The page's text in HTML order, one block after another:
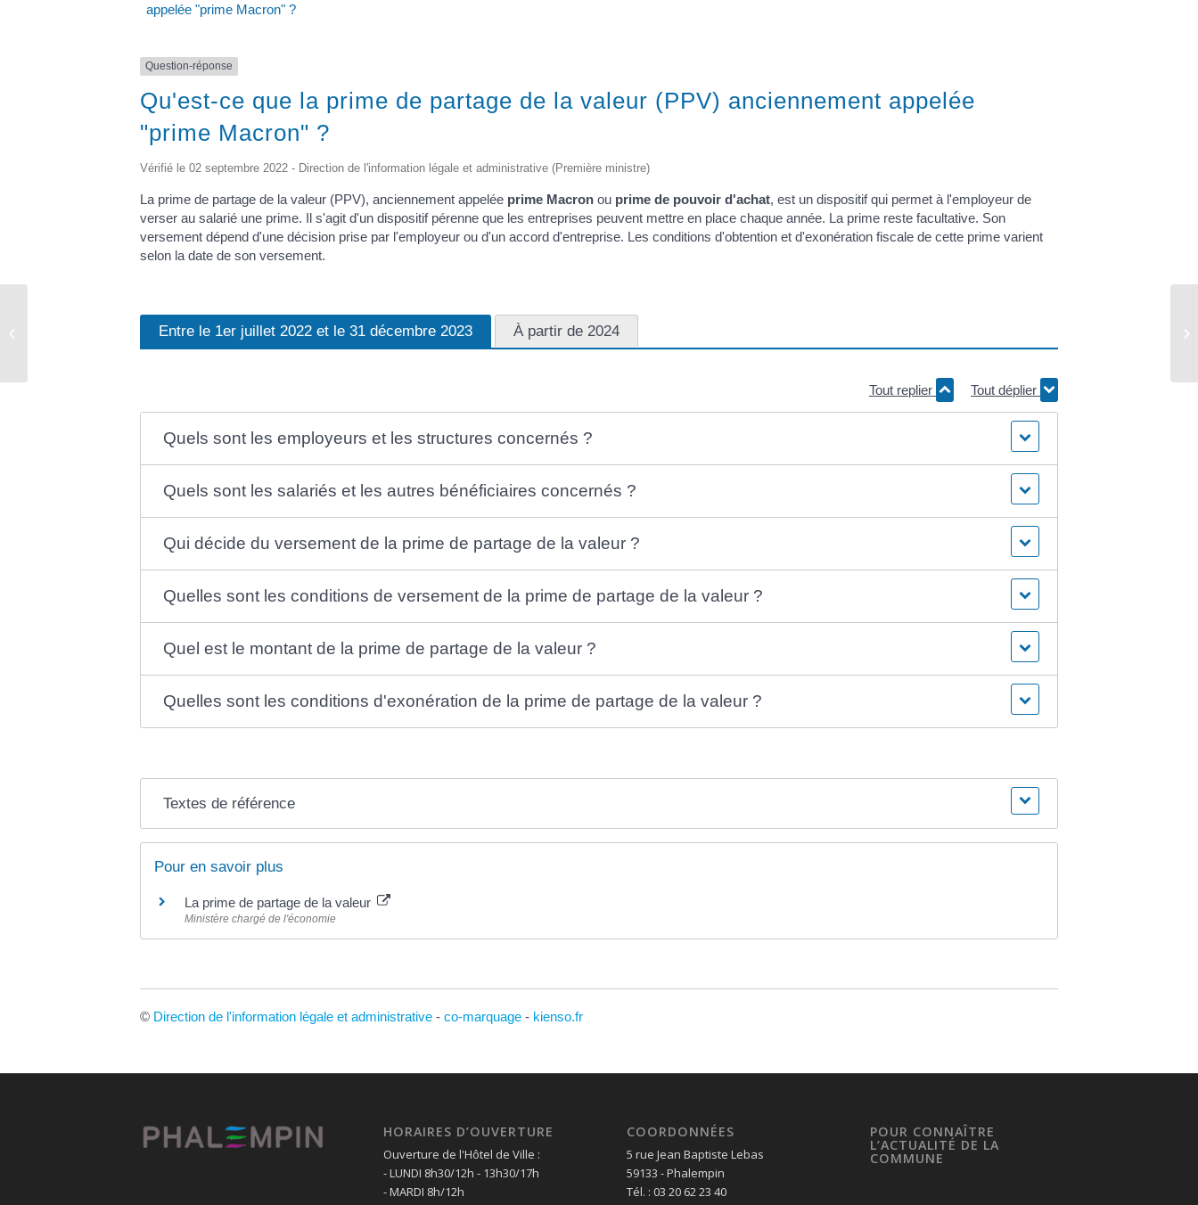
appelée "prime Macron" ?
Question-réponse
Qu'est-ce que la prime de partage de la valeur (PPV) anciennement appelée
"prime Macron" ?
Vérifié le 02 septembre 2022 - Direction de l'information légale et administrative (Première ministre)
La prime de partage de la valeur (PPV), anciennement appelée prime Macron ou prime de pouvoir d'achat, est un dispositif qui permet à l'employeur de
verser au salarié une prime. Il s'agit d'un dispositif pérenne que les entreprises peuvent mettre en place chaque année. La prime reste facultative. Son
versement dépend d'une décision prise par l'employeur ou d'un accord d'entreprise. Les conditions d'obtention et d'exonération fiscale de cette prime varient
selon la date de son versement.
Entre le 1er juillet 2022 et le 31 décembre 2023 À partir de 2024
Tout replier Tout déplier
Quels sont les employeurs et les structures concernés ?
Quels sont les salariés et les autres bénéficiaires concernés ?
Qui décide du versement de la prime de partage de la valeur ?
Quelles sont les conditions de versement de la prime de partage de la valeur ?
Quel est le montant de la prime de partage de la valeur ?
Quelles sont les conditions d'exonération de la prime de partage de la valeur ?
Textes de référence
Pour en savoir plus
La prime de partage de la valeur
Ministère chargé de l'économie
© Direction de l'information légale et administrative - co-marquage - kienso.fr
HORAIRES D’OUVERTURE
Ouverture de l'Hôtel de Ville :
- LUNDI 8h30/12h - 13h30/17h
- MARDI 8h/12h
COORDONNÉES
5 rue Jean Baptiste Lebas
59133 - Phalempin
Tél. : 03 20 62 23 40
POUR CONNAÎTRE
L’ACTUALITÉ DE LA
COMMUNE